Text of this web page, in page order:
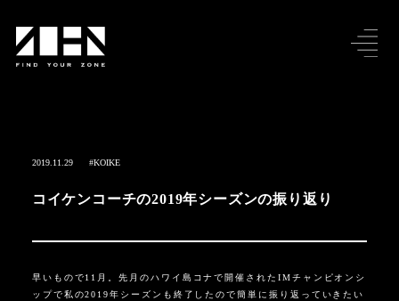
2019.11.29 #KOIKE
コイケンコーチの2019年シーズンの振り返り
早いもので11 月。先月のハワイ島コナで開催された IMチャンピオンシ
ップで私の2019年シーズンも終了したので簡単に振り返っていきたい